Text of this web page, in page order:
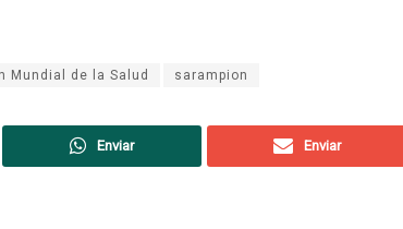
Mundial de la Salud sarampion
Enviar Enviar